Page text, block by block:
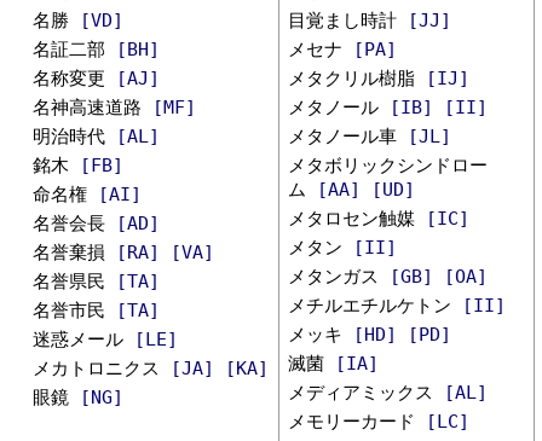
名勝
[VD]
名証二部
[BH]
名称変更
[AJ]
名神高速道路
[MF]
明治時代
[AL]
銘木
[FB]
命名権
[AI]
名誉会長
[AD]
名誉棄損
[RA]
[VA]
名誉県民
[TA]
名誉市民
[TA]
迷惑メール
[LE]
メカトロニクス
[JA]
[KA]
眼鏡
[NG]
目覚まし時計
[JJ]
メセナ
[PA]
メタクリル樹脂
[IJ]
メタノール
[IB]
[II]
メタノール車
[JL]
メタボリックシンドロー
ム
[AA]
[UD]
メタロセン触媒
[IC]
メタン
[II]
メタンガス
[GB]
[OA]
メチルエチルケトン
[II]
メッキ
[HD]
[PD]
滅菌
[IA]
メディアミックス
[AL]
メモリーカード
[LC]